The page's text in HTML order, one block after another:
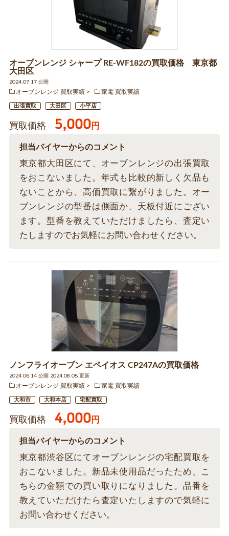
オーブンレンジ シャープ RE-WF182の買取価格 東京都
大田区
2024.07.17 公開
オーブンレンジ 買取実績
家電 買取実績
出張買取 大田区 小平店
買取価格 5,000円
担当バイヤーからのコメント
東京都大田区にて、オーブンレンジの出張買取
をおこないました。年式も比較的新しく欠品も
ないことから、高価買取に繋がりました。オー
ブンレンジの型番は側面か、天板付近にござい
ます。型番を教えていただけましたら、査定い
たしますのでお気軽にお問い合わせください。
ノンフライオーブン エペイオス CP247Aの買取価格
2024.06.14 公開 2024.08.05 更新
オーブンレンジ 買取実績
家電 買取実績
大和市 大和本店 宅配買取
買取価格 4,000円
担当バイヤーからのコメント
東京都渋谷区にてオーブンレンジの宅配買取を
おこないました。新品未使用品だったため、こ
ちらの金額での買い取りになりました。品番を
教えていただけたら査定いたしますので気軽に
お問い合わせください。